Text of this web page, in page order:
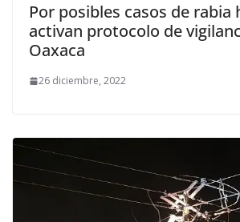
Por posibles casos de rabia
activan protocolo de
Oaxaca
26 diciembre, 2022